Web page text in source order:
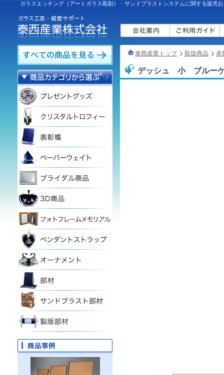
ガラスエッチング（アートガラス彫刻）・サンドブラストシステムに関する販売
泰西産業トップ 取扱商品 表
デッシュ 小 ブルー